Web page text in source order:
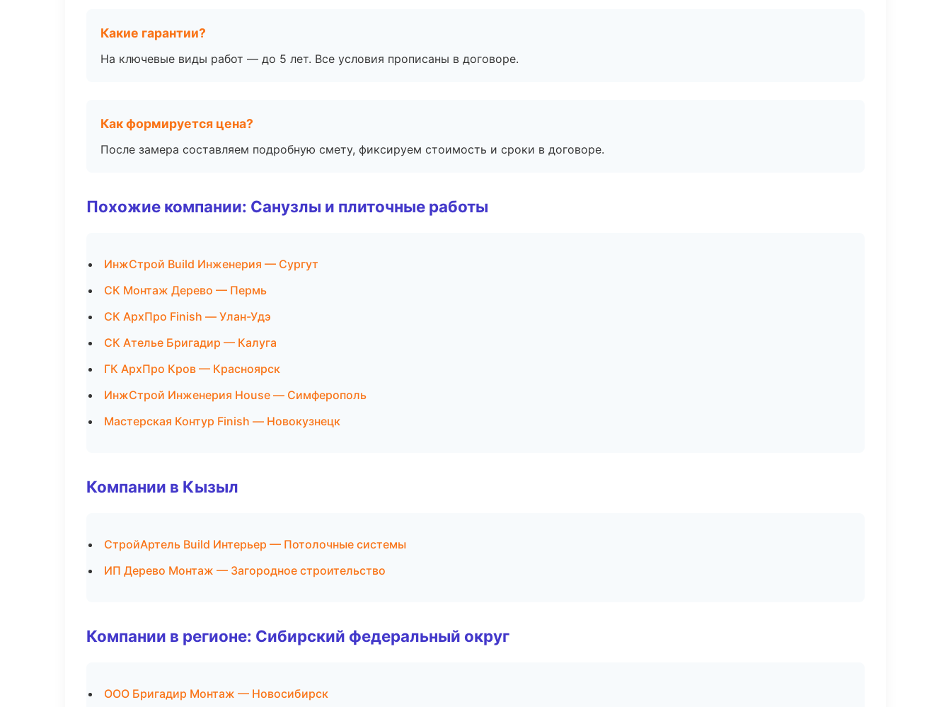
Какие гарантии?
На ключевые виды работ — до 5 лет. Все условия прописаны в договоре.
Как формируется цена?
После замера составляем подробную смету, фиксируем стоимость и сроки в договоре.
Похожие компании: Санузлы и плиточные работы
ИнжСтрой Build Инженерия — Сургут
СК Монтаж Дерево — Пермь
СК АрхПро Finish — Улан-Удэ
СК Ателье Бригадир — Калуга
ГК АрхПро Кров — Красноярск
ИнжСтрой Инженерия House — Симферополь
Мастерская Контур Finish — Новокузнецк
Компании в Кызыл
СтройАртель Build Интерьер — Потолочные системы
ИП Дерево Монтаж — Загородное строительство
Компании в регионе: Сибирский федеральный округ
ООО Бригадир Монтаж — Новосибирск